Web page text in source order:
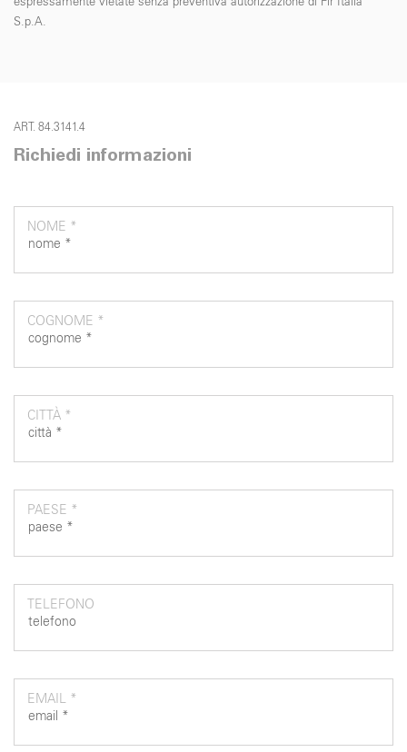
S.p.A.
ART. 84.3141.4
Richiedi informazioni
NOME *
COGNOME *
CITTÀ *
PAESE *
TELEFONO
EMAIL *